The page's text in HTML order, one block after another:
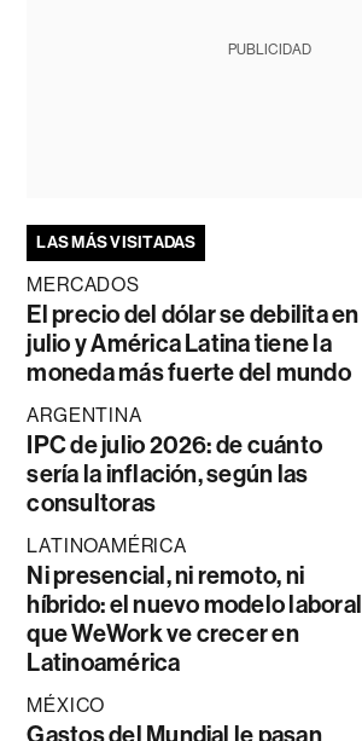
PUBLICIDAD
LAS MÁS VISITADAS
MERCADOS
El precio del dólar se debilita en
julio y América Latina tiene la
moneda más fuerte del mundo
ARGENTINA
IPC de julio 2026: de cuánto
sería la inflación, según las
consultoras
LATINOAMÉRICA
Ni presencial, ni remoto, ni
híbrido: el nuevo modelo laboral
que WeWork ve crecer en
Latinoamérica
MÉXICO
Gastos del Mundial le pasan